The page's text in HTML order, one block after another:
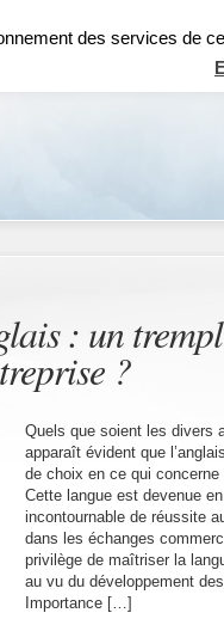
SEO
: un
?
Quels que soient les divers
apparaît évident que
de choix en ce qui
Cette langue est devenue
incontournable de réussite
dans les échanges
privilège de maîtriser la
au vu du développement
Importance […]
des services de